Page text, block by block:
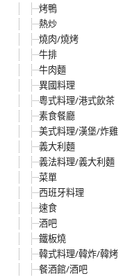
烤鴨
熱炒
燒肉/燒烤
牛排
牛肉麵
異國料理
粵式料理/港式飲茶
素食餐廳
美式料理/漢堡/炸雞
義大利麵
義法料理/義大利麵
菜單
西班牙料理
速食
酒吧
鐵板燒
韓式料理/韓炸/韓烤
餐酒館/酒吧